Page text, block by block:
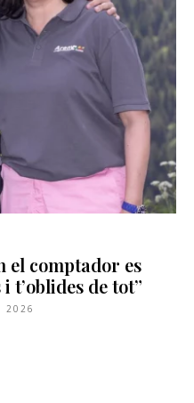
el comptador es
t’oblides de tot”
2026